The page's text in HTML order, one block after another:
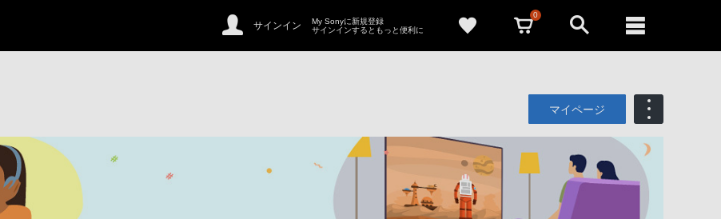
サインイン
My Sonyに新規登録
サインインするともっと便利に
0
マイページ